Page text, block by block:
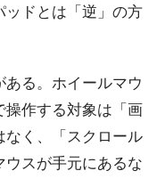
ッドとは「逆」の方
る。ホイールマウ
操作する対象は「画
なく、「スクロール
スが手元にあるな